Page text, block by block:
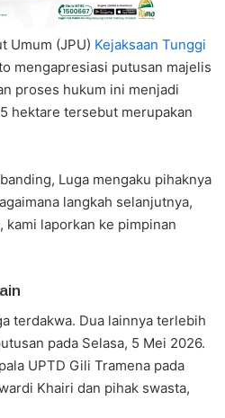
Umum (JPU) Kejaksaan Tunggi
mengapresiasi putusan majelis
proses hukum ini menjadi
hektare tersebut merupakan
Luga mengaku pihaknya
langkah selanjutnya,
kami laporkan ke pimpinan
terdakwa. Dua lainnya terlebih
pada Selasa, 5 Mei 2026.
UPTD Gili Tramena pada
Khairi dan pihak swasta,